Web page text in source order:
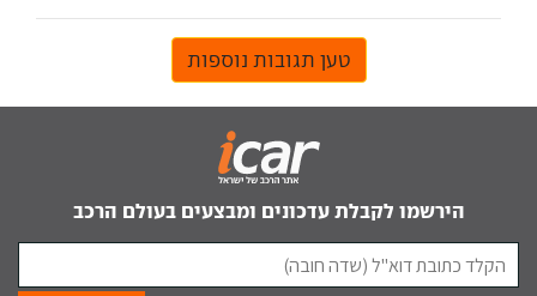
טען תגובות נוספות
הירשמו לקבלת עדכונים ומבצעים בעולם הרכב